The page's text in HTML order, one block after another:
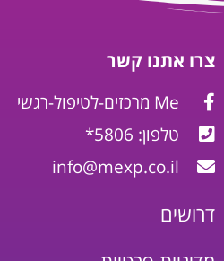
צרו אתנו קשר
Me מרכזים-לטיפול-רגשי
טלפון: 5806*
info@mexp.co.il
דרושים